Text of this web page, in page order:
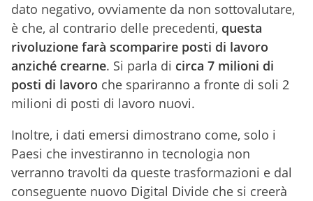
dato negativo, ovviamente da non sottovalutare,
è che, al contrario delle precedenti, questa
rivoluzione farà scomparire posti di lavoro
anziché crearne. Si parla di circa 7 milioni di
posti di lavoro che spariranno a fronte di soli 2
milioni di posti di lavoro nuovi.
Inoltre, i dati emersi dimostrano come, solo i
Paesi che investiranno in tecnologia non
verranno travolti da queste trasformazioni e dal
conseguente nuovo Digital Divide che si creerà